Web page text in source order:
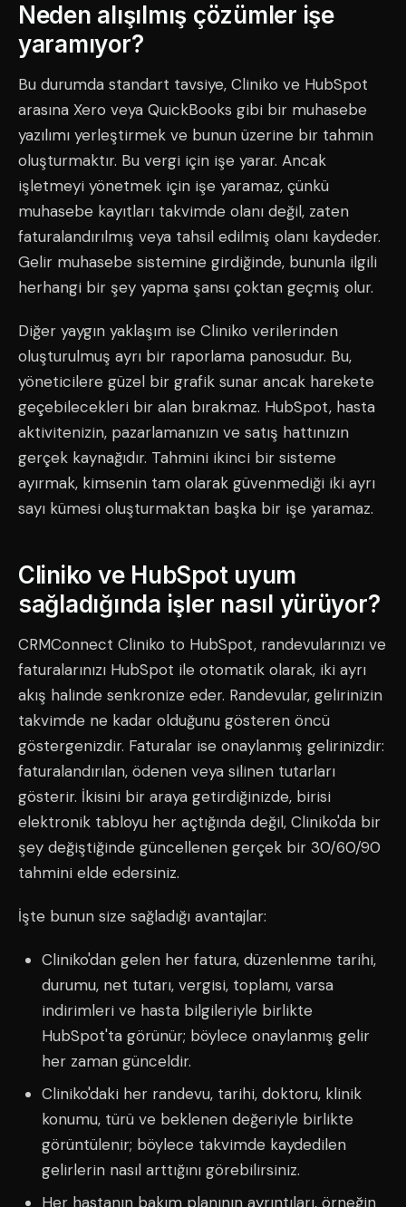
Neden alışılmış çözümler işe
yaramıyor?
Bu durumda standart tavsiye, Cliniko ve HubSpot
arasına Xero veya QuickBooks gibi bir muhasebe
yazılımı yerleştirmek ve bunun üzerine bir tahmin
oluşturmaktır. Bu vergi için işe yarar. Ancak
işletmeyi yönetmek için işe yaramaz, çünkü
muhasebe kayıtları takvimde olanı değil, zaten
faturalandırılmış veya tahsil edilmiş olanı kaydeder.
Gelir muhasebe sistemine girdiğinde, bununla ilgili
herhangi bir şey yapma şansı çoktan geçmiş olur.
Diğer yaygın yaklaşım ise Cliniko verilerinden
oluşturulmuş ayrı bir raporlama panosudur. Bu,
yöneticilere güzel bir grafik sunar ancak harekete
geçebilecekleri bir alan bırakmaz. HubSpot, hasta
aktivitenizin, pazarlamanızın ve satış hattınızın
gerçek kaynağıdır. Tahmini ikinci bir sisteme
ayırmak, kimsenin tam olarak güvenmediği iki ayrı
sayı kümesi oluşturmaktan başka bir işe yaramaz.
Cliniko ve HubSpot uyum
sağladığında işler nasıl yürüyor?
CRMConnect Cliniko to HubSpot, randevularınızı ve
faturalarınızı HubSpot ile otomatik olarak, iki ayrı
akış halinde senkronize eder. Randevular, gelirinizin
takvimde ne kadar olduğunu gösteren öncü
göstergenizdir. Faturalar ise onaylanmış gelirinizdir:
faturalandırılan, ödenen veya silinen tutarları
gösterir. İkisini bir araya getirdiğinizde, birisi
elektronik tabloyu her açtığında değil, Cliniko'da bir
şey değiştiğinde güncellenen gerçek bir 30/60/90
tahmini elde edersiniz.
İşte bunun size sağladığı avantajlar:
Cliniko'dan gelen her fatura, düzenlenme tarihi,
durumu, net tutarı, vergisi, toplamı, varsa
indirimleri ve hasta bilgileriyle birlikte
HubSpot'ta görünür; böylece onaylanmış gelir
her zaman günceldir.
Cliniko'daki her randevu, tarihi, doktoru, klinik
konumu, türü ve beklenen değeriyle birlikte
görüntülenir; böylece takvimde kaydedilen
gelirlerin nasıl arttığını görebilirsiniz.
Her hastanın bakım planının ayrıntıları, örneğin